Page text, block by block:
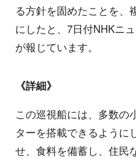
る方針を固めたことを、
にしたと、7日付NHKニ
が報じています。
《詳細》
この巡視船には、多数の
ターを搭載できるように
せ、食料を備蓄し、住民